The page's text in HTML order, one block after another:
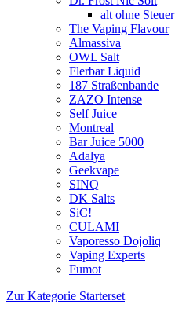
alt ohne Steuer
The Vaping Flavour
Almassiva
OWL Salt
Flerbar Liquid
187 Straßenbande
ZAZO Intense
Self Juice
Montreal
Bar Juice 5000
Adalya
Geekvape
SINQ
DK Salts
SiC!
CULAMI
Vaporesso Dojoliq
Vaping Experts
Fumot
Zur Kategorie Starterset